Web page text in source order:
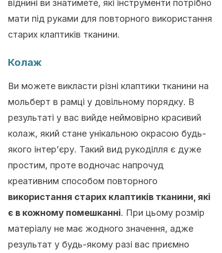
віднині ви знатимете, які інструменти потрібно
мати під руками для повторного використання
старих клаптиків тканини.
Колаж
Ви можете викласти різні клаптики тканини на
мольберт в рамці у довільному порядку. В
результаті у вас вийде неймовірно красивий
колаж, який стане унікальною окрасою будь-
якого інтер’єру. Такий вид рукоділля є дуже
простим, проте водночас напрочуд
креативним способом повторного
використання старих клаптиків тканини, які
є в кожному помешканні. При цьому розмір
матеріалу не має жодного значення, адже
результат у будь-якому разі вас приємно